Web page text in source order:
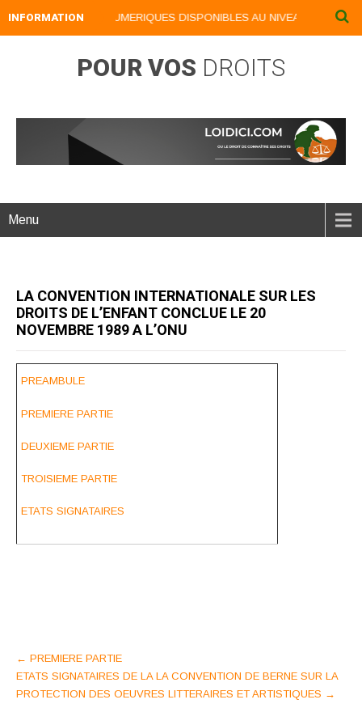
INFORMATION
NOS LIVRES NUMERIQUES DISPONIBLES AU NIVEAU DU
POUR VOS DROITS
Menu
LA CONVENTION INTERNATIONALE SUR LES
DROITS DE L’ENFANT CONCLUE LE 20
NOVEMBRE 1989 A L’ONU
PREAMBULE
PREMIERE PARTIE
DEUXIEME PARTIE
TROISIEME PARTIE
ETATS SIGNATAIRES
Post
navigation
← PREMIERE PARTIE
ETATS SIGNATAIRES DE LA LA CONVENTION DE BERNE SUR LA
PROTECTION DES OEUVRES LITTERAIRES ET ARTISTIQUES →